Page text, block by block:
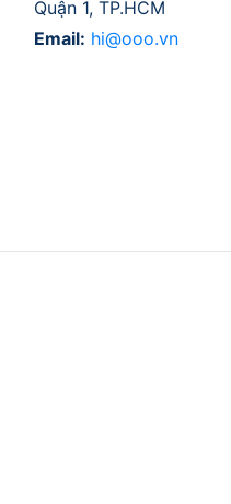
Quận 1, TP.HCM
Email: hi@ooo.vn